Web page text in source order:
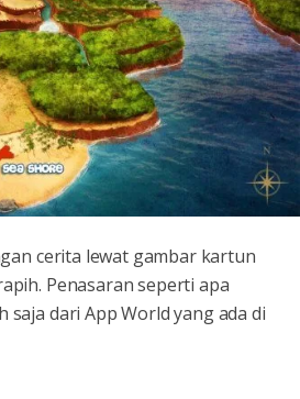
cerita lewat gambar kartun
Penasaran seperti apa
saja dari App World yang ada di